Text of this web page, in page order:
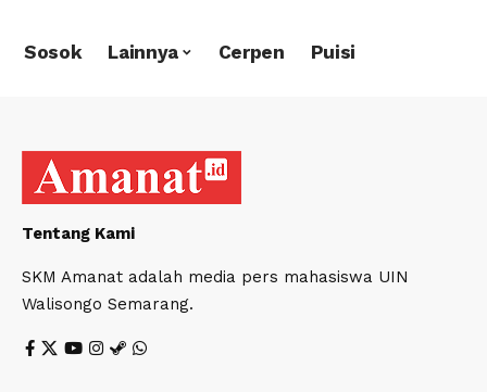
Sosok Lainnya Cerpen Puisi
Tentang Kami
SKM Amanat adalah media pers mahasiswa UIN
Walisongo Semarang.